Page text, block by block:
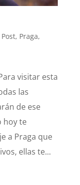
Post, Praga,
visitar esta
las
de ese
hoy te
a Praga que
ellas te...